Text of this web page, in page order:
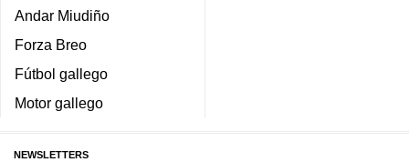
Andar Miudiño
Forza Breo
Fútbol gallego
Motor gallego
NEWSLETTERS